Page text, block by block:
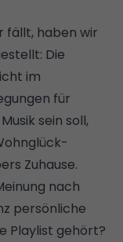
fällt, haben wir
Die
im
für
sein soll,
Zuhause.
nach
persönliche
Playlist gehört?